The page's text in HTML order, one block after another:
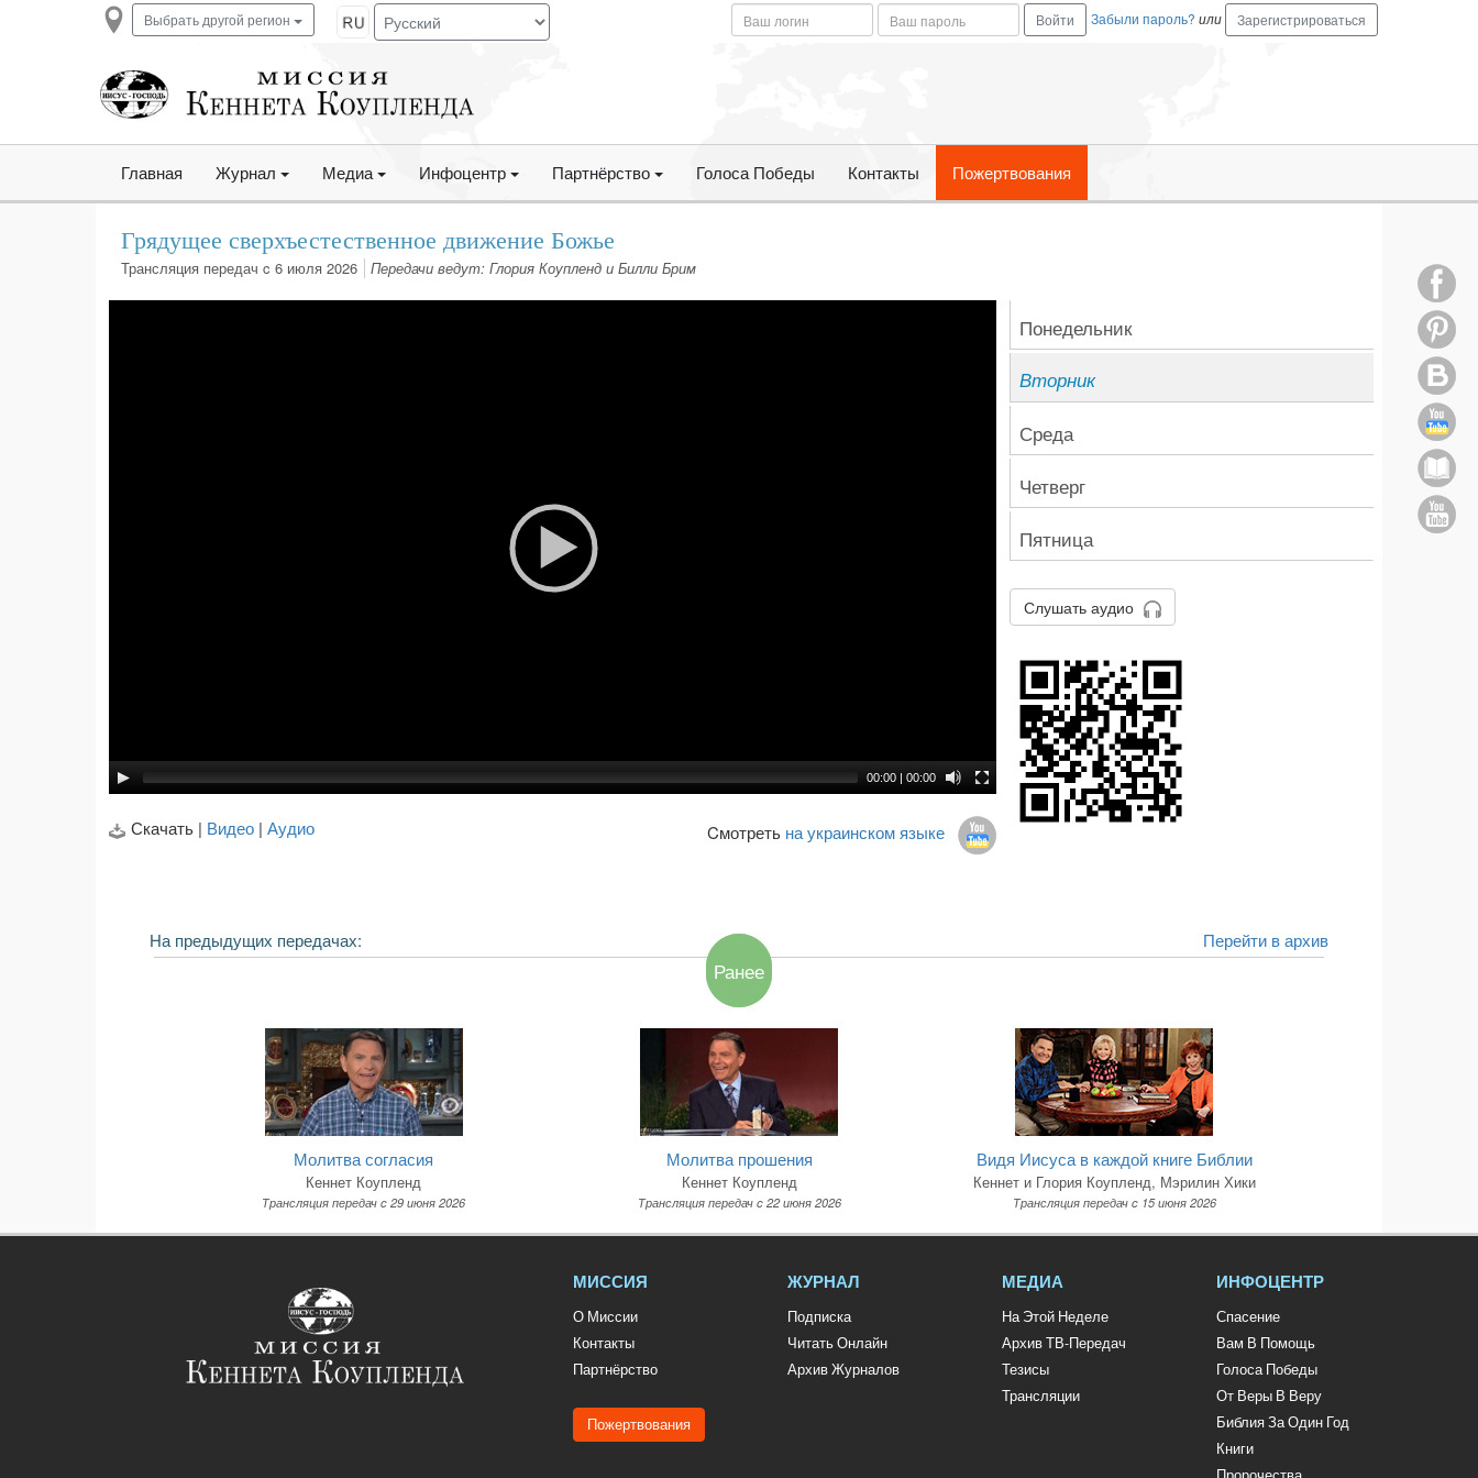
Выбрать другой регион Забыли пароль? или Зарегистрироваться
Главная Журнал Медиа Инфоцентр Партнёрство Голоса Победы Контакты Пожертвования
Грядущее сверхъестественное движение Божье
Трансляция передач c 6 июля 2026 Передачи ведут: Глория Коупленд и Билли Брим
00:00 | 00:00
Скачать | Видео | Аудио Cмотреть на украинском языке
Понедельник
Вторник
Среда
Четверг
Пятница
Слушать аудио
На предыдущих передачах: Перейти в архив
Ранее
Молитва согласия
Кеннет Коупленд
Трансляция передач c 29 июня 2026
Молитва прошения
Кеннет Коупленд
Трансляция передач c 22 июня 2026
Видя Иисуса в каждой книге Библии
Кеннет и Глория Коупленд, Мэрилин Хики
Трансляция передач c 15 июня 2026
МИССИЯ
О Миссии
Контакты
Партнёрство
Пожертвования
ЖУРНАЛ
Подписка
Читать Онлайн
Архив Журналов
МЕДИА
На Этой Неделе
Архив ТВ-Передач
Тезисы
Трансляции
ИНФОЦЕНТР
Спасение
Вам В Помощь
Голоса Победы
От Веры В Веру
Библия За Один Год
Книги